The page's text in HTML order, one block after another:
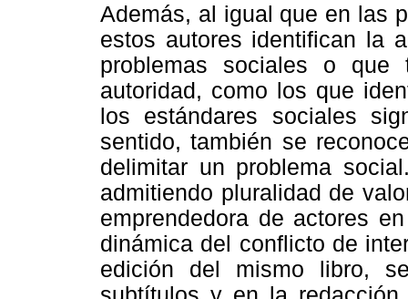
Además, al igual que en las
estos autores identifican la
problemas sociales o que
autoridad, como los que
los estándares sociales
sentido, también se
delimitar un problema
admitiendo pluralidad de
emprendedora de actores
dinámica del conflicto de
edición del mismo libro,